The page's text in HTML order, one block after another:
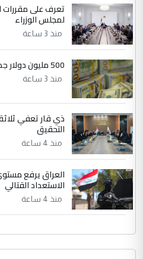
الموضوع :
بين الإهمال
الرافدين تعاني الجفاف
تعرف على مقررات
لمجلس الوزراء
منذ 3 ساعة
500 مليون دولار جديدة تصل العراق من الفيدرالي
منذ 3 ساعة
ذي قار تعفي
التحقيق
منذ 4 ساعة
العراق يرفع
الاستعداد القتالي
منذ 4 ساعة